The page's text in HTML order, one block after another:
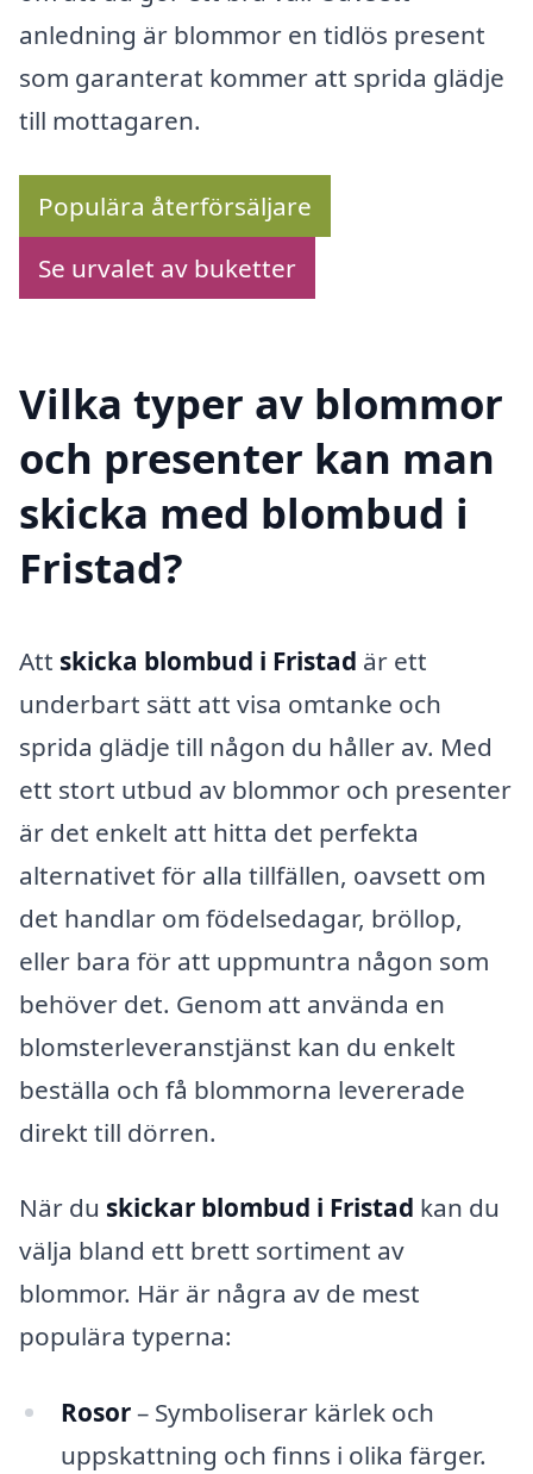
anledning är blommor en tidlös present
som garanterat kommer att sprida glädje
till mottagaren.
Populära återförsäljare
Se urvalet av buketter
Vilka typer av blommor
och presenter kan man
skicka med blombud i
Fristad?
Att skicka blombud i Fristad är ett
underbart sätt att visa omtanke och
sprida glädje till någon du håller av. Med
ett stort utbud av blommor och presenter
är det enkelt att hitta det perfekta
alternativet för alla tillfällen, oavsett om
det handlar om födelsedagar, bröllop,
eller bara för att uppmuntra någon som
behöver det. Genom att använda en
blomsterleveranstjänst kan du enkelt
beställa och få blommorna levererade
direkt till dörren.
När du skickar blombud i Fristad kan du
välja bland ett brett sortiment av
blommor. Här är några av de mest
populära typerna:
Rosor– Symboliserar kärlek och
uppskattning och finns i olika färger.